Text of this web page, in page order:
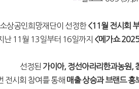
상공인희망재단이 선정한<11월 전시회
난 11월 13일부터 16일까지 <메가쇼
선정된 가이아, 정선아라리한과농원,
전시회 참여를 통해 매출 상승과 브랜드 홍